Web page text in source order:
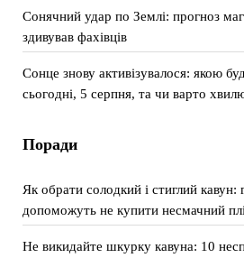
Сонячний удар по Землі: прогноз
здивував фахівців
Сонце знову активізувалося: якою
сьогодні, 5 серпня, та чи варто
Поради
Як обрати солодкий і стиглий кавун:
допоможуть не купити несмачний
Не викидайте шкурку кавуна: 10